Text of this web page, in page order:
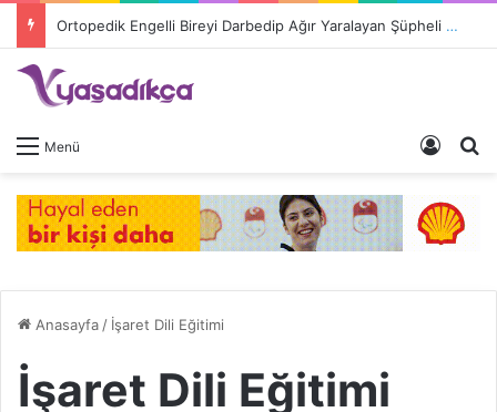
Ortopedik Engelli Bireyi Darbedip Ağır Yaralayan Şüpheli Tutuklandı
Menü Giriş
Anasayfa/ İşaret Dili Eğitimi
İşaret Dili Eğitimi